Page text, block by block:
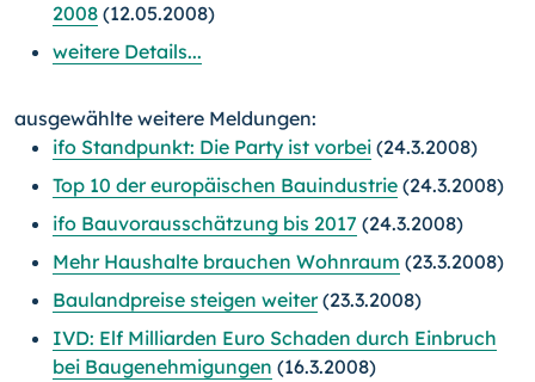
2008 (12.05.2008)
weitere Details...
ausgewählte weitere Meldungen:
ifo Standpunkt: Die Party ist vorbei (24.3.2008)
Top 10 der europäischen Bauindustrie (24.3.2008)
ifo Bauvorausschätzung bis 2017 (24.3.2008)
Mehr Haushalte brauchen Wohnraum (23.3.2008)
Baulandpreise steigen weiter(23.3.2008)
IVD: Elf Milliarden Euro Schaden durch Einbruch
bei Baugenehmigungen (16.3.2008)